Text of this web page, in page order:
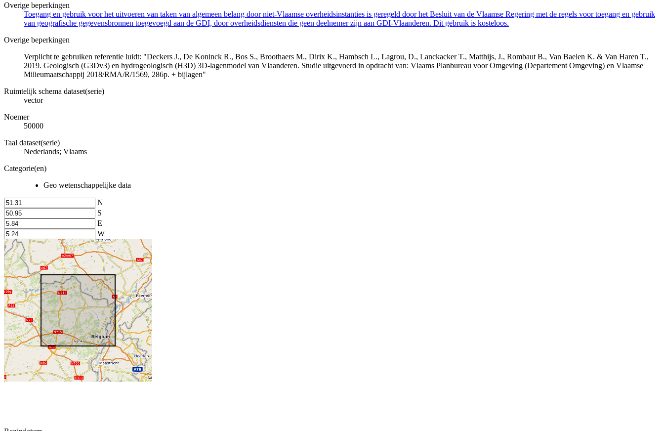
Overige beperkingen
Toegang en gebruik voor het uitvoeren van taken van algemeen belang door niet-Vlaamse overheidsinstanties is geregeld door het Besluit van de Vlaamse Regering met de regels voor toegang en gebruik
van geografische gegevensbronnen toegevoegd aan de GDI, door overheidsdiensten die geen deelnemer zijn aan GDI-Vlaanderen. Dit gebruik is kosteloos.
Overige beperkingen
Verplicht te gebruiken referentie luidt: "Deckers J., De Koninck R., Bos S., Broothaers M., Dirix K., Hambsch L., Lagrou, D., Lanckacker T., Matthijs, J., Rombaut B., Van Baelen K. & Van Haren T.,
2019. Geologisch (G3Dv3) en hydrogeologisch (H3D) 3D-lagenmodel van Vlaanderen. Studie uitgevoerd in opdracht van: Vlaams Planbureau voor Omgeving (Departement Omgeving) en Vlaamse
Milieumaatschappij 2018/RMA/R/1569, 286p. + bijlagen"
Ruimtelijk schema dataset(serie)
vector
Noemer
50000
Taal dataset(serie)
Nederlands; Vlaams
Categorie(en)
Geo wetenschappelijke data
N
S
E
W